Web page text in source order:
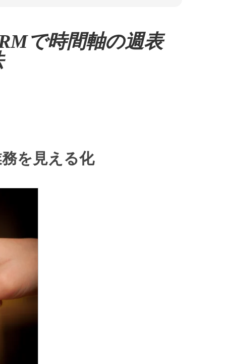
で時間軸の週表
を見える化